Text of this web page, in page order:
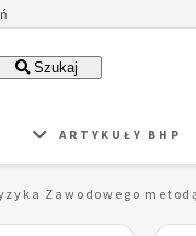
Szukaj
ARTYKUŁY BHP
Zawodowego